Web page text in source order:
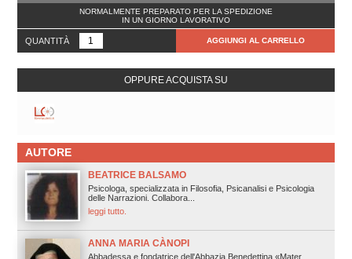
NORMALMENTE PREPARATO PER LA SPEDIZIONE
IN UN GIORNO LAVORATIVO
QUANTITÀ AGGIUNGI AL CARRELLO
OPPURE ACQUISTA SU
AUTORE
BEATRICE BALSAMO
Psicologa, specializzata in Filosofia, Psicanalisi e Psicologia
delle Narrazioni. Collabora...
leggi tutto.
ANNA MARIA CÀNOPI
Abbadessa e fondatrice dell'Abbazia Benedettina «Mater